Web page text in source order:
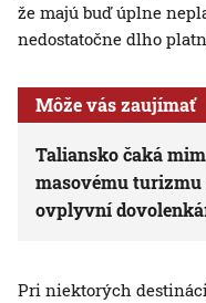
že majú buď úplne
nedostatočne dlho
Môže vás zaujímať
Taliansko čaká
masovému
ovplyvní
Pri niektorých